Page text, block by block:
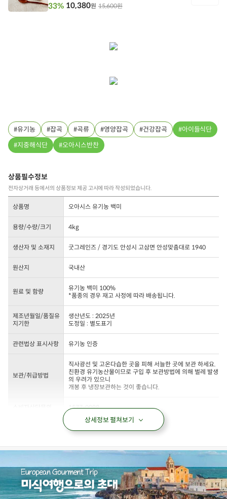
담
15,600원
33% 10,380원
유기농 잡곡 곡류 영양잡곡 건강잡곡
아이들식단
지중해식단
오아시스반찬
상품필수정보
전자상거래 등에서의 상품정보 제공 고시에 따라 작성되었습니다.
상품명 오아시스 유기농 백미
용량/수량/크기 4kg
생산자 및 소재지 굿그레인즈 / 경기도 안성시 고삼면 안성맞춤대로 1940
원산지 국내산
원료 및 함량
유기농 백미 100%
*품종의 경우 재고 사정에 따라 배송됩니다.
제조년월일/품질유
지기한
생산년도 : 2025년
도정일 : 별도표기
관련법상 표시사항 유기농 인증
보관/취급방법
직사광선 및 고온다습한 곳을 피해 서늘한 곳에 보관 하세요.
친환경 유기농산물이므로 구입 후 보관방법에 의해 벌레 발생
의 우려가 있으니
개봉 후 냉장보관하는 것이 좋습니다.
1577-0098
상세정보 펼쳐보기